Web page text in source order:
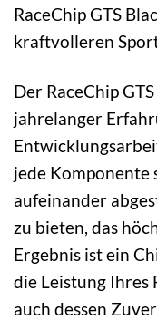
RaceChip GTS
kraftvolleren
Der RaceChip
jahrelanger
jede Komponente
aufeinander
zu bieten, das
Ergebnis ist ein
die Leistung Ihres
auch dessen